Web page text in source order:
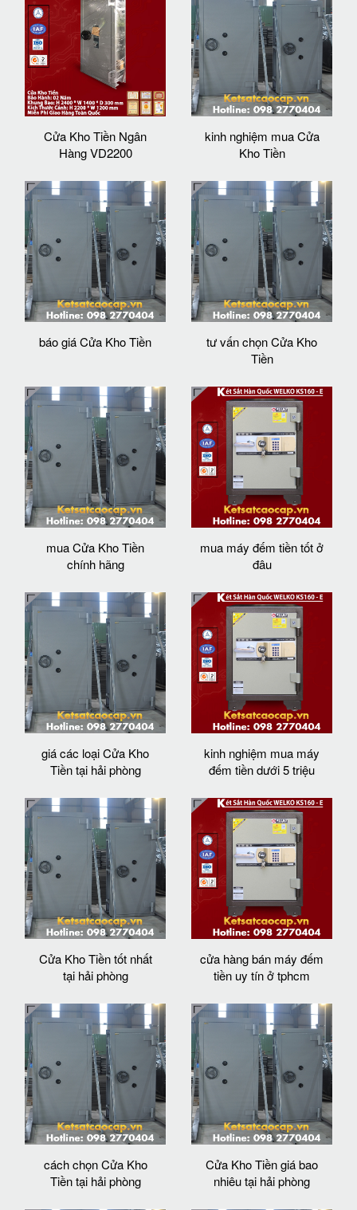
Cửa Kho Tiền Ngân
Hàng VD2200
kinh nghiệm mua Cửa
Kho Tiền
báo giá Cửa Kho Tiền
tư vấn chọn Cửa Kho
Tiền
mua Cửa Kho Tiền
chính hãng
mua máy đếm tiền tốt ở
đâu
giá các loại Cửa Kho
Tiền tại hải phòng
kinh nghiệm mua máy
đếm tiền dưới 5 triệu
Cửa Kho Tiền tốt nhất
tại hải phòng
cửa hàng bán máy đếm
tiền uy tín ở tphcm
cách chọn Cửa Kho
Tiền tại hải phòng
Cửa Kho Tiền giá bao
nhiêu tại hải phòng